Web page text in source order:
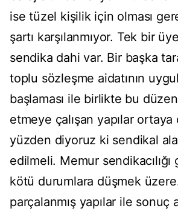
ise tüzel kişilik için olması
şartı karşılanmıyor. Tek bir
sendika dahi var. Bir başka
toplu sözleşme aidatının
başlaması ile birlikte bu
etmeye çalışan yapılar ortaya
yüzden diyoruz ki sendikal
edilmeli. Memur
kötü durumlara düşmek
parçalanmış yapılar ile sonuç